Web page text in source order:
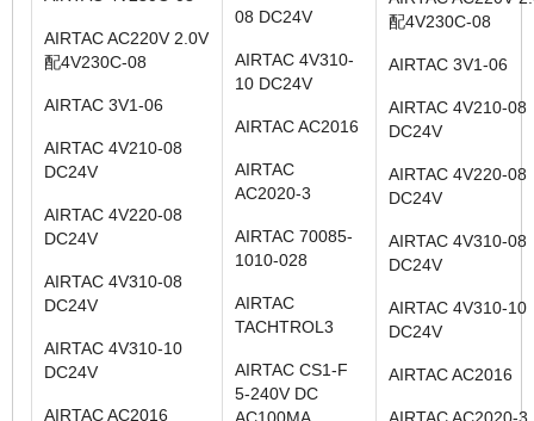
AIRTAC AC220V 2.0V
配4V230C-08
AIRTAC 3V1-06
AIRTAC 4V210-08
DC24V
AIRTAC 4V220-08
DC24V
AIRTAC 4V310-08
DC24V
AIRTAC 4V310-10
DC24V
AIRTAC AC2016
08 DC24V
AIRTAC 4V310-
10 DC24V
AIRTAC AC2016
AIRTAC
AC2020-3
AIRTAC 70085-
1010-028
AIRTAC
TACHTROL3
AIRTAC CS1-F
5-240V DC
AC100MA
配4V230C-08
AIRTAC 3V1-06
AIRTAC 4V210-08
DC24V
AIRTAC 4V220-08
DC24V
AIRTAC 4V310-08
DC24V
AIRTAC 4V310-10
DC24V
AIRTAC AC2016
AIRTAC AC2020-3